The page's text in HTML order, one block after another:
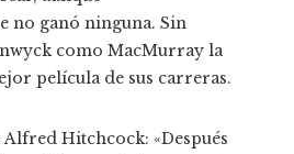
no ganó ninguna. Sin
como MacMurray la
película de sus carreras.
Hitchcock: «Después